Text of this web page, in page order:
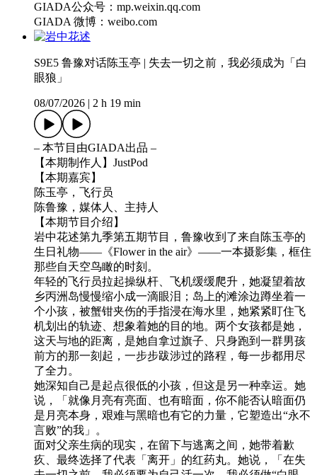
GIADA公众号：mp.weixin.qq.com
GIADA 微博：weibo.com
S9E5 鲁豫对话陈玉亭 | 失去一切之前，我必须成为「白
眼狼」
08/07/2026 2 h 19 min
– 本节目由GIADA出品 –
【本期制作人】JustPod
【本期嘉宾】
陈玉亭，飞行员
陈鲁豫，媒体人、主持人
【本期节目介绍】
岩中花述第九季第五期节目，鲁豫收到了来自陈玉亭的
生日礼物——《Flower in the air》——一本摄影集，框住
那些自天空鸟瞰的时刻。
年轻的飞行员拉起操纵杆、飞机缓缓爬升，她凝望着故
乡丙洲岛慢慢缩小成一滴眼泪；岛上的滩涂边蹲坐着一
个小孩，被蟹钳夹伤的手指浸在海水里，她紧紧盯住飞
机划出的轨迹、想象着她的目的地。两个女孩都是她，
这天与地的距离，是她自拿过旗子、只身跑到一群男孩
前方的那一刻起，一步步跋涉过的路程，每一步都用尽
了全力。
她深知自己是起点很低的小孩，但这是另一种幸运。她
说，「就像月亮有亮面、也有暗面，你不能否认暗面仍
是月亮本身，艰难与黑暗也有它的力量，它塑造出“永不
言败”的我」。
面对父亲生病的现实，在留下与逃离之间，她带着歉
疚、最终选择了代表「离开」的红药丸。她说，「在失